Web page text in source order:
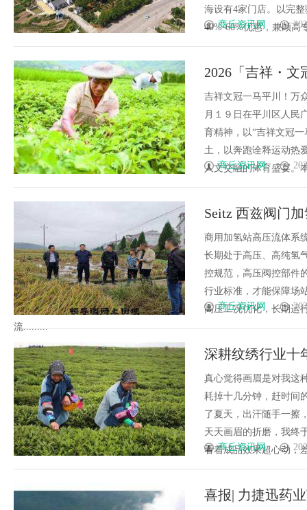
海设有4家门店。以完
40%-60%优惠，兼顾高
商丘资讯网
2026「吉祥・
吉祥文冠一马平川！万
月１９日在平川区人民
育精神，以“吉祥文冠
土，以奔跑诠释运动热
人文交融的体育盛宴。
商丘资讯网
Seitz 西兹阀门
标准
商用加氢站高压流体系
长期处于高压、高纯氢
控规范，高压阀控部件
行业标准，才能保障场
高压工况优化，长期运
流.........
商丘资讯网
深耕纹绣行业十
永久定妆头部品
真心觉得画眉是对我这
耗掉十几分钟，赶时间
了夏天，出汗随手一擦
天天画眉的折磨，我终
看着成品效果超心动，
商丘资讯网
喜报| 力捷迅药